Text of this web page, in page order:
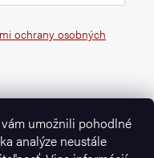
umožnili pohodlné
analýze neustále
ochrany osobných